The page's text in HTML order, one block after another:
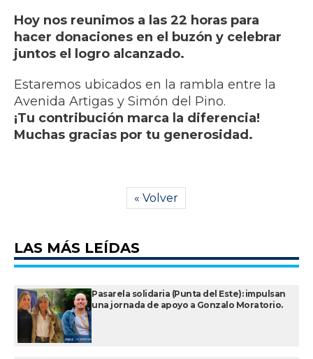
Hoy nos reunimos a las 22 horas para
hacer donaciones en el buzón y celebrar
juntos el logro alcanzado.
Estaremos ubicados en la rambla entre la
Avenida Artigas y Simón del Pino.
¡Tu contribución marca la diferencia!
Muchas gracias por tu generosidad.
« Volver
LAS MÁS LEÍDAS
Pasarela solidaria (Punta del Este): impulsan
una jornada de apoyo a Gonzalo Moratorio.